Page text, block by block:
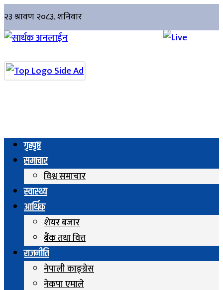
गृहपृष्ठ
समाचार
विश्व समाचार
स्वास्थ्य
आर्थिक
शेयर बजार
बैंक तथा वित्त
राजनीति
नेपाली काङ्ग्रेस
नेकपा एमाले